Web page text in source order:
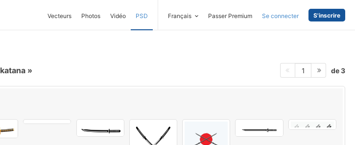
Vecteurs Photos Vidéo PSD Français Passer Premium Se connecter S'inscrire
katana 1 de 3